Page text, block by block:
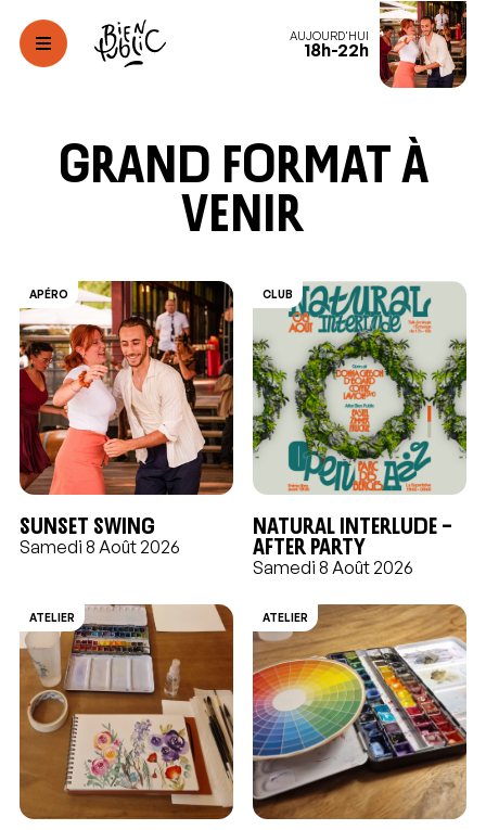
AUJOURD'HUI
18h-22h
Grand format à
venir
APÉRO
Sunset swing
Samedi 8 Août 2026
CLUB
Natural Interlude –
After Party
Samedi 8 Août 2026
ATELIER ATELIER